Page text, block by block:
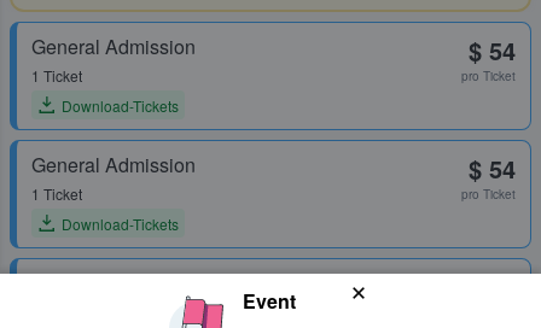
General Admission
1 Ticket
Download-Tickets
$ 54
pro Ticket
General Admission
1 Ticket
Download-Tickets
$ 54
pro Ticket
General Admission
Event